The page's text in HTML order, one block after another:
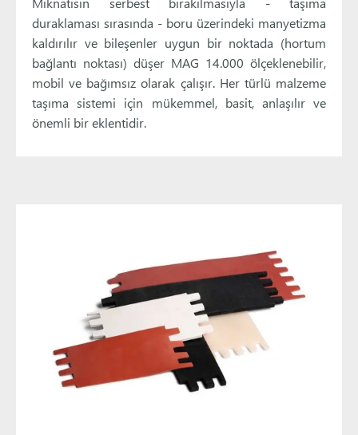
duraklaması sırasında - boru üzerindeki manyetizma
kaldırılır ve bileşenler uygun bir noktada (hortum
bağlantı noktası) düşer MAG 14.000 ölçeklenebilir,
mobil ve bağımsız olarak çalışır. Her türlü malzeme
taşıma sistemi için mükemmel, basit, anlaşılır ve
önemli bir eklentidir.